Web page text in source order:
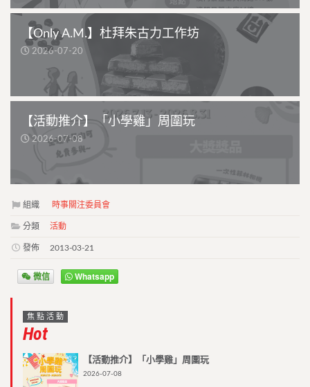
【Only A.M.】杜拜朱古力工作坊
2026-07-20
【活動推介】「小學雞」周圍玩
2026-07-08
組織 時事關注委員會
分類 活動
發佈 2013-03-21
微信 Whatsapp
焦點活動
Hot
【活動推介】「小學雞」周圍玩
2026-07-08